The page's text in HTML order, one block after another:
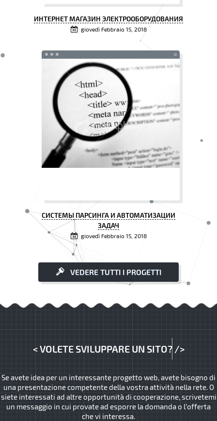
ИНТЕРНЕТ МАГАЗИН ЭЛЕКТРООБОРУДОВАНИЯ
giovedì Febbraio 15, 2018
СИСТЕМЫ ПАРСИНГА И АВТОМАТИЗАЦИИ
ЗАДАЧ
giovedì Febbraio 15, 2018
VEDERE TUTTI I PROGETTI
<VOLETE SVILUPPARE UN SITO? />
Se avete idea per un interessante progetto web, avete bisogno di
una presentazione competente della vostra attività nella rete. O
siete interessati ad altre opportunità di cooperazione, scrivetemi
un messaggio in cui provate ad esporre la domanda o l’offerta
che vi interessa.